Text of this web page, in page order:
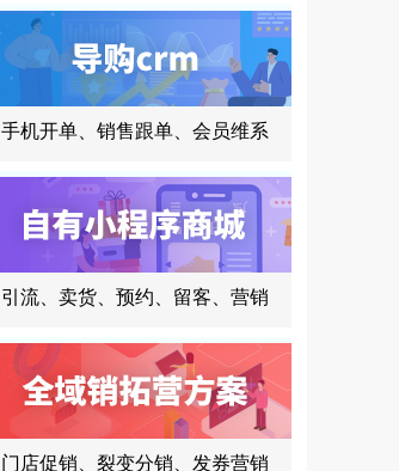
手机开单、销售跟单、会员维系
引流、卖货、预约、留客、营销
门店促销、裂变分销、发券营销